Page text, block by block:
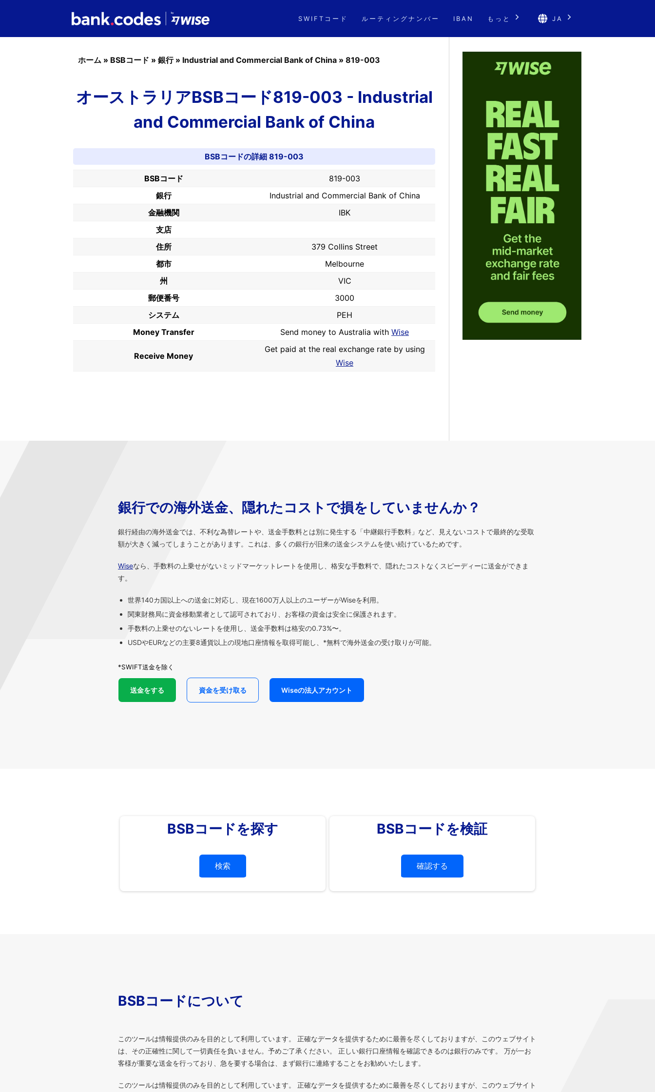
SWIFTコード ルーティングナンバー IBAN もっと JA
ホーム » BSBコード » 銀行» Industrial and Commercial Bank of China » 819-003
オーストラリアBSBコード819-003 - Industrial
and Commercial Bank of China
BSBコードの詳細 819-003
BSBコード
819-003
銀行
Industrial and Commercial Bank of China
金融機関
IBK
支店
住所
379 Collins Street
都市
Melbourne
州
VIC
郵便番号
3000
システム
PEH
Money Transfer
Send money to Australia with Wise
Receive Money
Get paid at the real exchange rate by using
Wise
銀行での海外送金、隠れたコストで損をしていませんか？
銀行経由の海外送金では、不利な為替レートや、送金手数料とは別に発生する「中継銀行手数料」など、見えないコストで最終的な受取
額が大きく減ってしまうことがあります。これは、多くの銀行が旧来の送金システムを使い続けているためです。
Wiseなら、手数料の上乗せがないミッドマーケットレートを使用し、格安な手数料で、隠れたコストなくスピーディーに送金ができま
す。
世界140カ国以上への送金に対応し、現在1600万人以上のユーザーがWiseを利用。
関東財務局に資金移動業者として認可されており、お客様の資金は安全に保護されます。
手数料の上乗せのないレートを使用し、送金手数料は格安の0.73%〜。
USDやEURなどの主要8通貨以上の現地口座情報を取得可能し、*無料で海外送金の受け取りが可能。
*SWIFT送金を除く
送金をする 資金を受け取る Wiseの法人アカウント
BSBコードを探す
検索
BSBコードを検証
確認する
BSBコードについて
このツールは情報提供のみを目的として利用しています。 正確なデータを提供するために最善を尽くしておりますが、このウェブサイト
は、その正確性に関して一切責任を負いません。予めご了承ください。 正しい銀行口座情報を確認できるのは銀行のみです。 万が一お
客様が重要な送金を行っており、急を要する場合は、まず銀行に連絡することをお勧めいたします。
このツールは情報提供のみを目的として利用しています。 正確なデータを提供するために最善を尽くしておりますが、このウェブサイト